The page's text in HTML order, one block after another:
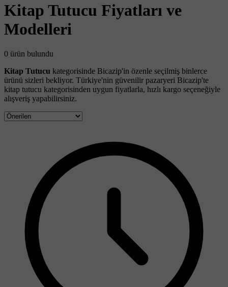
Kitap Tutucu Fiyatları ve
Modelleri
0 ürün bulundu
Kitap Tutucu kategorisinde Bicazip'in özenle seçilmiş binlerce
ürünü sizleri bekliyor. Türkiye'nin güvenilir pazaryeri Bicazip'te
kitap tutucu kategorisinden uygun fiyatlarla, hızlı kargo seçeneğiyle
alışveriş yapabilirsiniz.